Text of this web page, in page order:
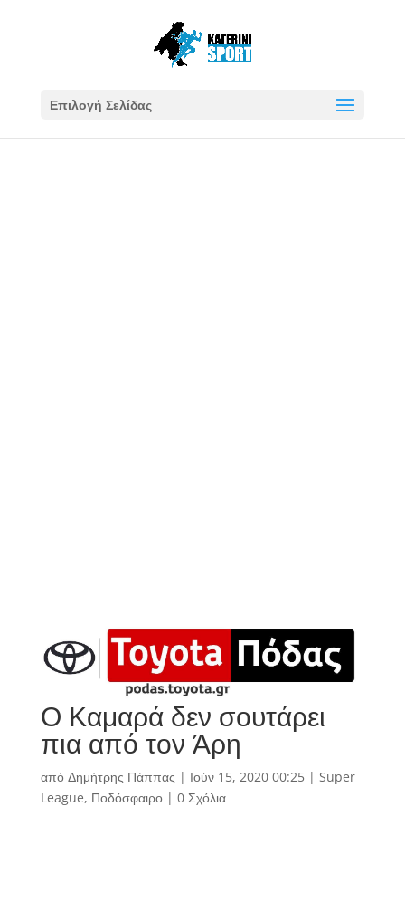
Επιλογή Σελίδας
Ο Καμαρά δεν σουτάρει
πια από τον Άρη
από Δημήτρης Πάππας | Ιούν 15, 2020 00:25| Super
League, Ποδόσφαιρο| 0 Σχόλια